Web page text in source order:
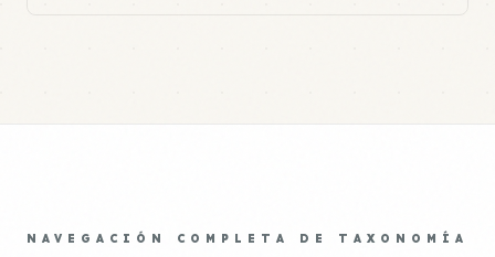
NAVEGACIÓN COMPLETA DE TAXONOMÍA